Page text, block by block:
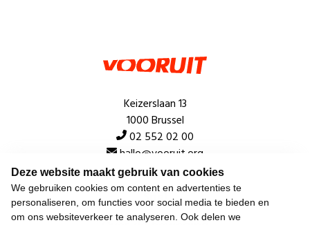
Deze website maakt gebruik van cookies
We gebruiken cookies om content en advertenties te
personaliseren, om functies voor social media te bieden en
om ons websiteverkeer te analyseren. Ook delen we
Keizerslaan 13
1000 Brussel
02 552 02 00
hallo@vooruit.org
Snel